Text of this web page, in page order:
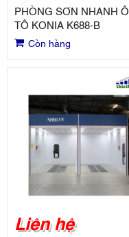
PHÒNG SƠN NHANH Ô
TÔ KONIA K688-B
Còn hàng
Liên hệ